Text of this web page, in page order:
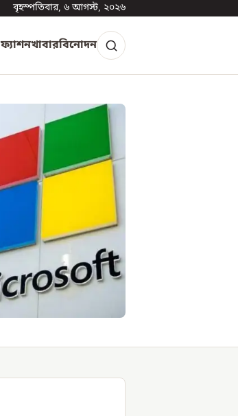
বৃহস্পতিবার, ৬ আগস্ট, ২০২৬
ফ্যাশনখাবারবিনোদন